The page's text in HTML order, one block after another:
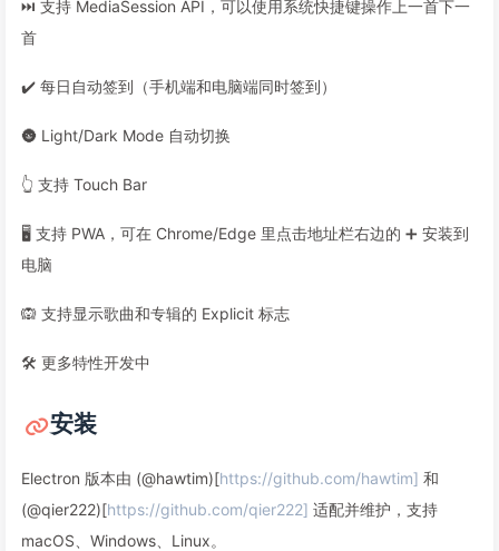
⏭️ 支持 MediaSession API，可以使用系统快捷键操作上一首下一
首
✔️ 每日自动签到（手机端和电脑端同时签到）
🌚 Light/Dark Mode 自动切换
👆 支持 Touch Bar
🖥️ 支持 PWA，可在 Chrome/Edge 里点击地址栏右边的 ➕ 安装到
电脑
🙉 支持显示歌曲和专辑的 Explicit 标志
🛠 更多特性开发中
安装
Electron 版本由 (@hawtim)[https://github.com/hawtim] 和
(@qier222)[https://github.com/qier222] 适配并维护，支持
macOS、Windows、Linux。